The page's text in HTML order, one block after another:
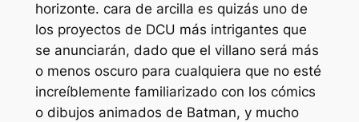
horizonte. cara de arcilla es quizás uno de
los proyectos de DCU más intrigantes que
se anunciarán, dado que el villano será más
o menos oscuro para cualquiera que no esté
increíblemente familiarizado con los cómics
o dibujos animados de Batman, y mucho